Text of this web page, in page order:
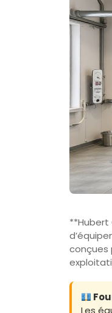
**Hubert
conçues
Les